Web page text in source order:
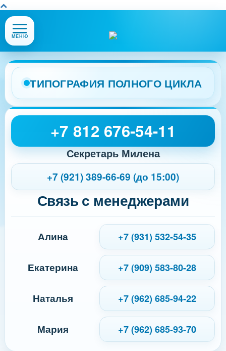
Открыть
или
меню
сайта
МЕНЮ
ТИПОГРАФИЯ ПОЛНОГО ЦИКЛА
+7 812 676-54-11
Секретарь Милена
+7 (921) 389-66-69 (до 15:00)
Связь с менеджерами
Алина +7 (931) 532-54-35
Екатерина +7 (909) 583-80-28
Наталья +7 (962) 685-94-22
Мария +7 (962) 685-93-70